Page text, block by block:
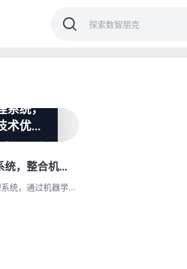
系统，
术优化
统，通过
发 API
用机械臂
成。
，整合机器
利
统，通过机器学习